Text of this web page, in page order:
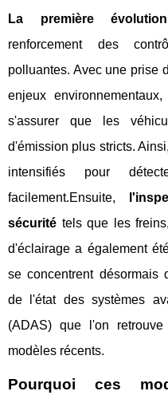
La première
renforcement des
polluantes. Avec une prise
enjeux
s'assurer que les
d'émission plus stricts.
intensifiés pour
facilement.Ensuite,
sécurité tels que les
d'éclairage a également
se concentrent désormais
de l'état des systèmes
(ADAS) que l'on
modèles récents.
Pourquoi ces